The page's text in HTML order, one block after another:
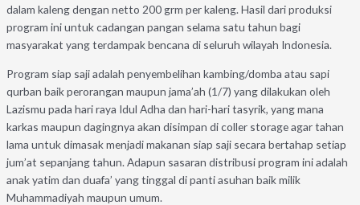
dalam kaleng dengan netto 200 grm per kaleng. Hasil dari produksi
program ini untuk cadangan pangan selama satu tahun bagi
masyarakat yang terdampak bencana di seluruh wilayah Indonesia.
Program siap saji adalah penyembelihan kambing/domba atau sapi
qurban baik perorangan maupun jama’ah (1/7) yang dilakukan oleh
Lazismu pada hari raya Idul Adha dan hari-hari tasyrik, yang mana
karkas maupun dagingnya akan disimpan di coller storage agar tahan
lama untuk dimasak menjadi makanan siap saji secara bertahap setiap
jum’at sepanjang tahun. Adapun sasaran distribusi program ini adalah
anak yatim dan duafa’ yang tinggal di panti asuhan baik milik
Muhammadiyah maupun umum.